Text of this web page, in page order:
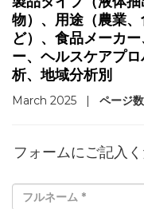
物）、用途（農業
ど）、食品メーカ
ー、ヘルスケアプ
析、地域分析別
March 2025 | ページ
フォームにご記入